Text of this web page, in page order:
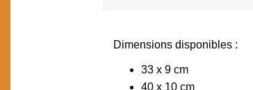
DESCRIPTION
Dimensions disponibles :
33 x 9 cm
40 x 10 cm